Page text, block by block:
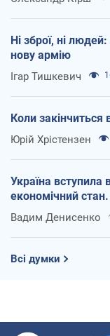
Ні зброї, ні
нову армію
Ігар Тишкевич
Коли закінчиться
Юрій Хрістензен
Україна вступила
економічний
Вадим Денисенко
Всі думки